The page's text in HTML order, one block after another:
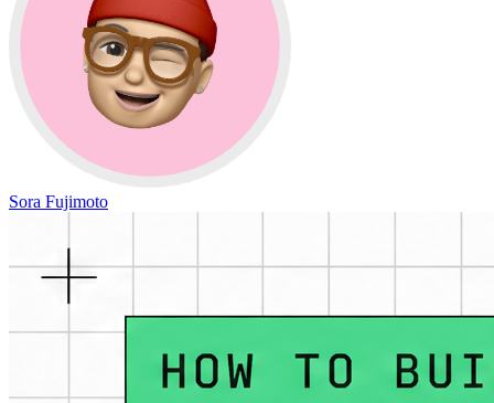
Sora Fujimoto